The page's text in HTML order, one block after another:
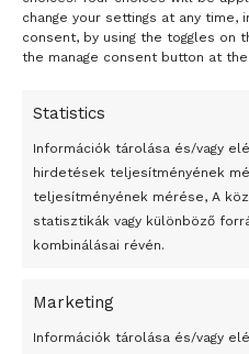
change your settings at any time,
consent, by using the toggles on
the manage consent button at
Statistics
Információk tárolása és/vagy
hirdetések teljesítményének
teljesítményének mérése, A
statisztikák vagy különböző
kombinálásai révén.
Marketing
Információk tárolása és/vagy
érvényben tartott
legszigorúbb forgatókönyv
legkorábban 2021 közepére
What impact will
coronavirus
the euro area
post on
discusses the
confronted with
Click to accept
enable